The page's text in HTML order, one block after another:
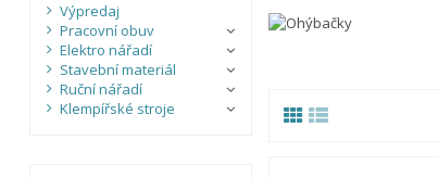
Výpredaj
Pracovní obuv
Elektro nářadí
Stavební materiál
Ruční nářadí
Klempířské stroje